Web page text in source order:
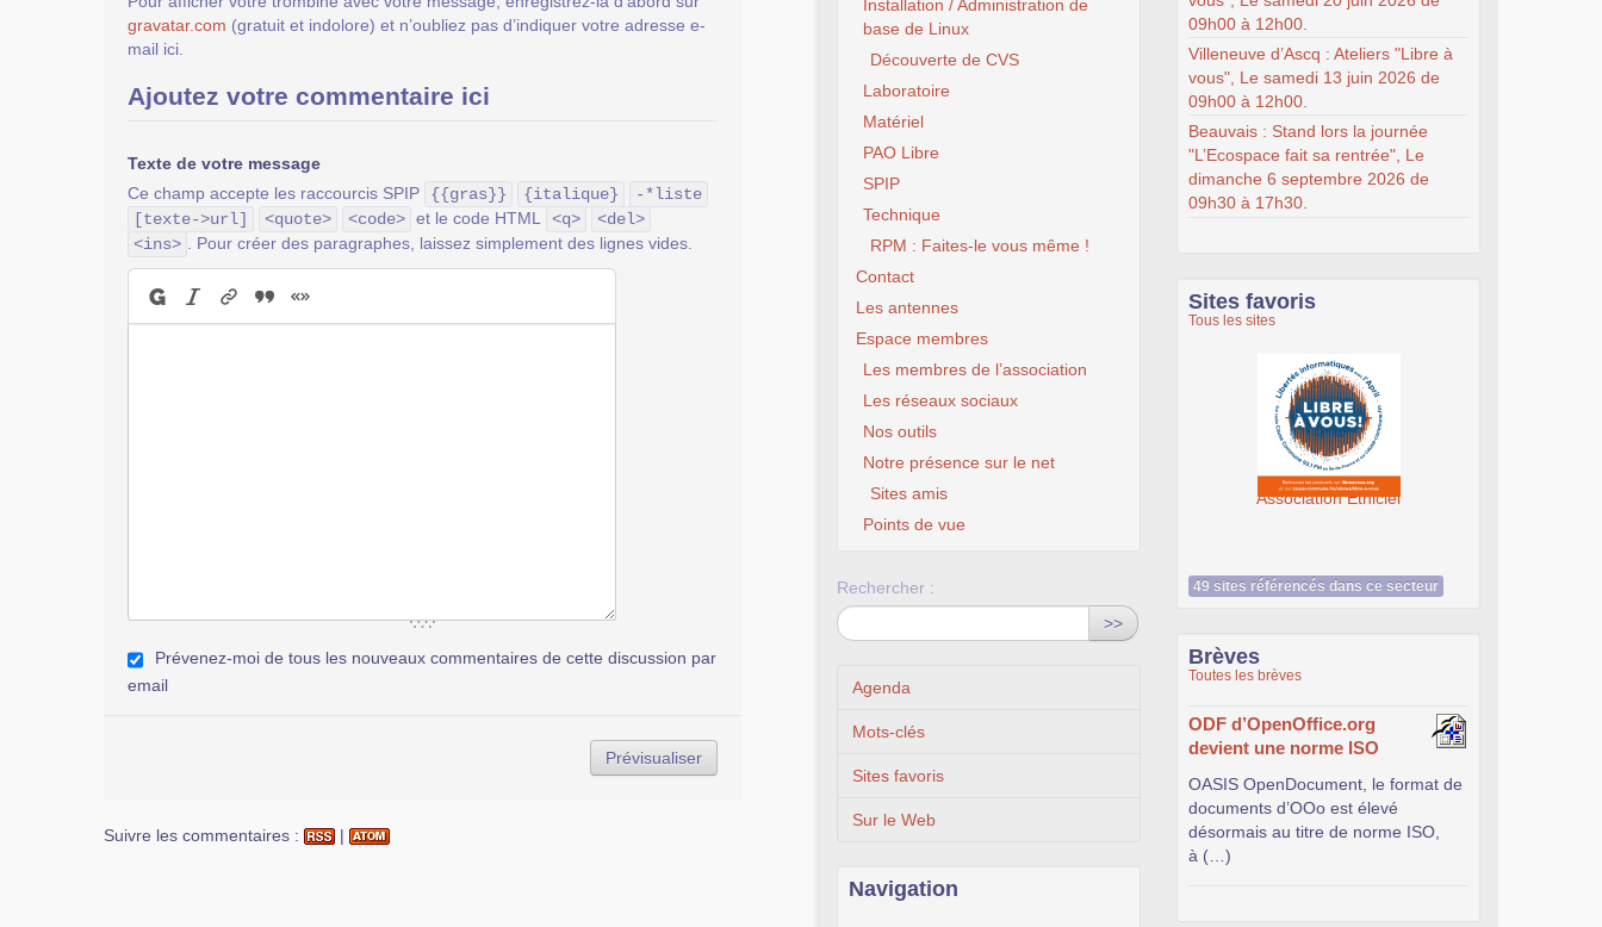
gravatar.com (gratuit et indolore) et n’oubliez pas d’indiquer votre adresse e-
mail ici.
Ajoutez votre commentaire ici
Texte de votre message
Ce champ accepte les raccourcis SPIP
{{gras}} {italique}
-*liste
[texte->url]
<quote> <code> et le code HTML <q>
<del>
<ins>
. Pour créer des paragraphes, laissez simplement des lignes vides.
Prévenez-moi de tous les nouveaux commentaires de cette discussion par
email
Suivre les commentaires : |
Installation / Administration de
base de Linux
Découverte de CVS
Laboratoire
Matériel
PAO Libre
SPIP
Technique
RPM : Faites-le vous même !
Contact
Les antennes
Espace membres
Les membres de l’association
Les réseaux sociaux
Nos outils
Notre présence sur le net
Sites amis
Points de vue
Rechercher :
>>
Agenda
Mots-clés
Sites favoris
Sur le Web
Navigation
09h00 à 12h00.
Villeneuve d’Ascq : Ateliers "Libre à
vous", Le samedi 13 juin 2026 de
09h00 à 12h00.
Beauvais : Stand lors la journée
"L’Ecospace fait sa rentrée", Le
dimanche 6 septembre 2026 de
09h30 à 17h30.
Sites favoris
Tous les sites
SeenThis - clx_asso_fr
49 sites référencés dans ce secteur
Brèves
Toutes les brèves
ODF d’OpenOffice.org
devient une norme ISO
OASIS OpenDocument, le format de
documents d’OOo est élevé
désormais au titre de norme ISO,
à (…)